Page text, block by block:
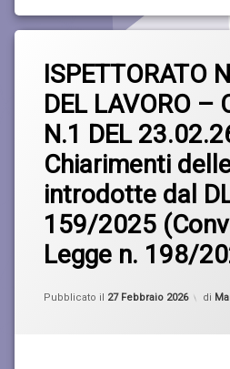
ISPETTORATO
DEL LAVORO –
N.1 DEL
Chiarimenti
introdotte dal
159/2025
Legge n. 198/
Pubblicato il 27 Febbraio 2026 di
Sicurezza
un
commento
su
ISPETTORATO
NAZIONALE
DEL
LAVORO
CIRCOLARE
N.1
DEL
23.02.26
–
delle